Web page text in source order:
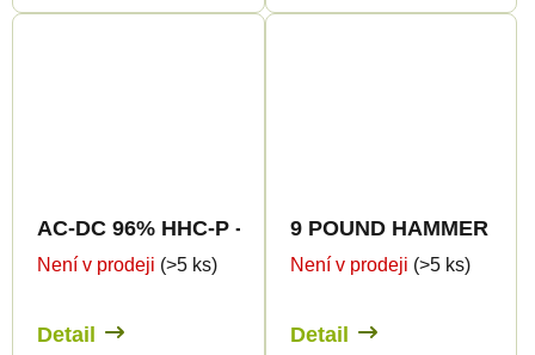
AC-DC 96% HHC-P - CanaPuff - Jednorázovka -
Není v prodeji (>5 ks)
Detail
9 POUND HAMMER
Není v prodeji (>5 ks)
Detail